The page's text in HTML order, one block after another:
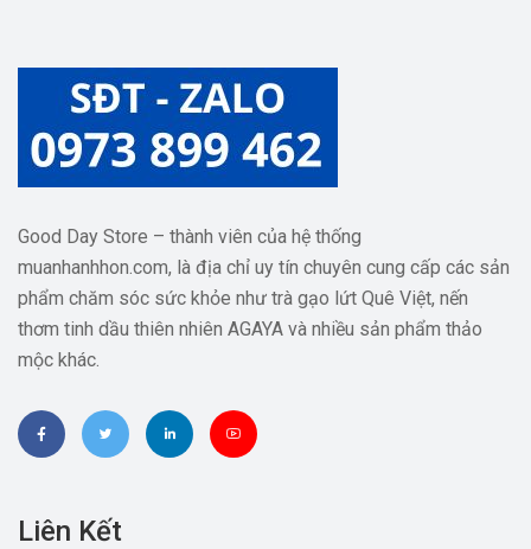
Good Day Store – thành viên của hệ thống
muanhanhhon.com, là địa chỉ uy tín chuyên cung cấp các sản
phẩm chăm sóc sức khỏe như trà gạo lứt Quê Việt, nến
thơm tinh dầu thiên nhiên AGAYA và nhiều sản phẩm thảo
mộc khác.
Liên Kết